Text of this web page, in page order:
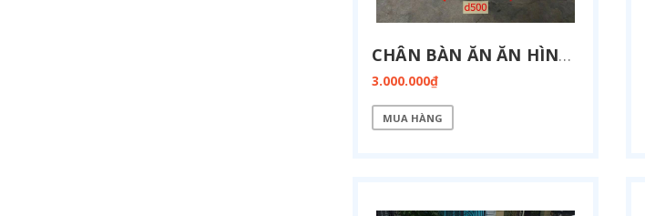
CHÂN BÀN ĂN ĂN HÌNH CHÓP NÓN D800 SP2110
3.000.000₫
MUA HÀNG